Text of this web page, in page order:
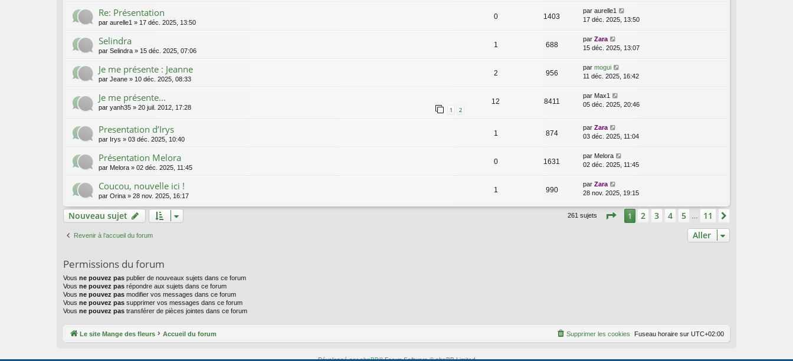
Re: Présentation
par aurelle1 » 17 déc. 2025, 13:50
0 1403
par aurelle1
17 déc. 2025, 13:50
Selindra
par Selindra » 15 déc. 2025, 07:06
1 688
par Zara
15 déc. 2025, 13:07
Je me présente : Jeanne
par Jeane » 10 déc. 2025, 08:33
2 956
par mogui
11 déc. 2025, 16:42
Je me présente...
par yanh35 » 20 juil. 2012, 17:28 1 2
12 8411
par Max1
05 déc. 2025, 20:46
Presentation d’Irys
par Irys » 03 déc. 2025, 10:40
1 874
par Zara
03 déc. 2025, 11:04
Présentation Melora
par Melora » 02 déc. 2025, 11:45
0 1631
par Melora
02 déc. 2025, 11:45
Coucou, nouvelle ici !
par Orina » 28 nov. 2025, 16:17
1 990
par Zara
28 nov. 2025, 19:15
Nouveau sujet 261 sujets Page 1sur 11
1 2 3 4 5 11
Revenir à l’accueil du forum Aller
Permissions du forum
Vous ne pouvez pas publier de nouveaux sujets dans ce forum
Vous ne pouvez pas répondre aux sujets dans ce forum
Vous ne pouvez pas modifier vos messages dans ce forum
Vous ne pouvez pas supprimer vos messages dans ce forum
Vous ne pouvez pas transférer de pièces jointes dans ce forum
Le site Mange des fleurs Accueil du forum Fuseau horaire sur UTC+02:00
Supprimer les cookies
Développé parphpBB® Forum Software © phpBB Limited